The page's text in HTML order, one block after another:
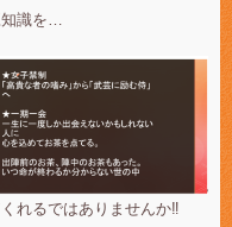
識を…
れるではありませんか‼